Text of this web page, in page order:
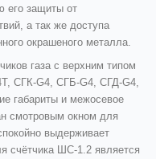
его защиты от
а так же доступа
окрашеного металла.
газа с верхним типом
СГК-G4, СГБ-G4, СГД-G4,
габариты и межосевое
смотровым окном для
выдерживает
счётчика ШС-1.2 является